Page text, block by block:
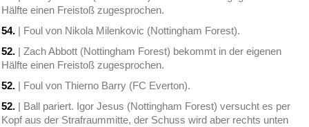
Hälfte einen Freistoß zugesprochen.
54. | Foul von Nikola Milenkovic (Nottingham Forest).
52. | Zach Abbott (Nottingham Forest) bekommt in der eigenen
Hälfte einen Freistoß zugesprochen.
52. | Foul von Thierno Barry (FC Everton).
52. | Ball pariert. Igor Jesus (Nottingham Forest) versucht es per
Kopf aus der Strafraummitte, der Schuss wird aber rechts unten